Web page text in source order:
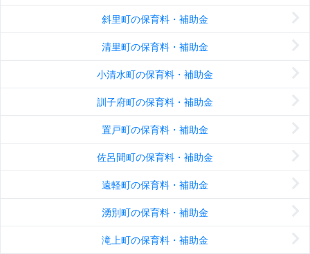
斜里町の保育料・補助金
清里町の保育料・補助金
小清水町の保育料・補助金
訓子府町の保育料・補助金
置戸町の保育料・補助金
佐呂間町の保育料・補助金
遠軽町の保育料・補助金
湧別町の保育料・補助金
滝上町の保育料・補助金